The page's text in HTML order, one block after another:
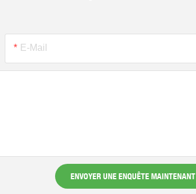
E-Mail
ENVOYER UNE ENQUÊTE MAINTENANT